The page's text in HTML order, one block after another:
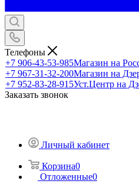
Телефоны
+7 906-43-53-985Магазин на
+7 967-31-32-200Магазин на
+7 952-83-28-915Уст.Центр на
Заказать звонок
Личный кабинет
Корзина0
Отложенные0